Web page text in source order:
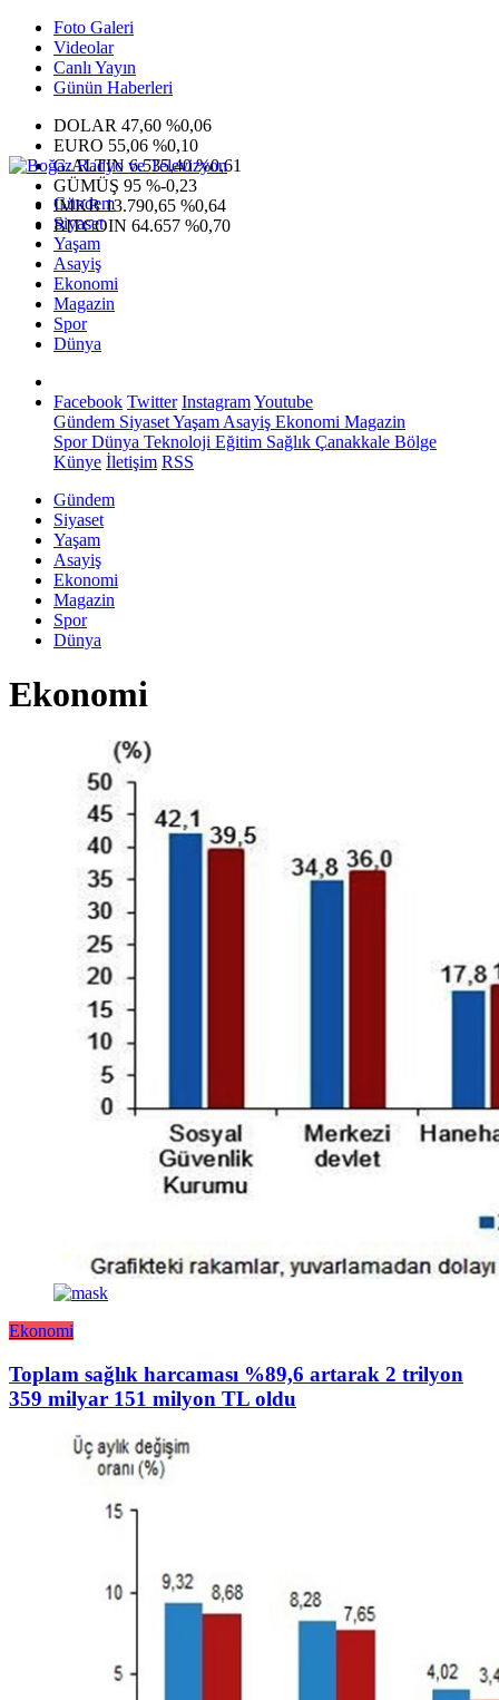
Foto Galeri
Videolar
Canlı Yayın
Günün Haberleri
DOLAR 47,60 %0,06
EURO 55,06 %0,10
G.ALTIN6.535,40 %0,61
GÜMÜŞ 95 %-0,23
IMKB13.790,65 %0,64
BITCOIN 64.657 %0,70
Gündem
Siyaset
Yaşam
Asayiş
Ekonomi
Magazin
Spor
Dünya
Facebook Twitter InstagramYoutube
Gündem SiyasetYaşam Asayiş Ekonomi Magazin
SporDünya Teknoloji Eğitim Sağlık Çanakkale Bölge
Künye İletişim RSS
Gündem
Siyaset
Yaşam
Asayiş
Ekonomi
Magazin
Spor
Dünya
Ekonomi
Ekonomi
Toplam sağlık harcaması %89,6 artarak 2 trilyon
359 milyar 151 milyon TL oldu